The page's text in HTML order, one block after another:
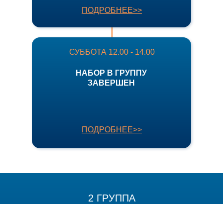
НАБОР В ГРУППУ
ЗАВЕРШЕН
СУББОТА 12.00 - 14.00
ПОДРОБНЕЕ>>
ПОДРОБНЕЕ>>
2 ГРУППА